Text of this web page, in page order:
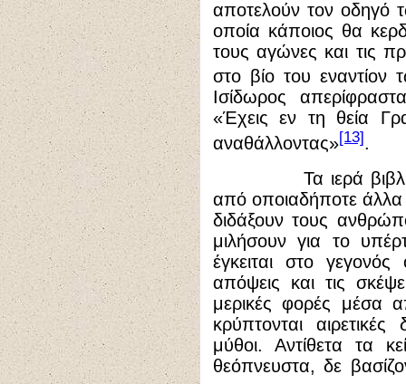
αποτελούν τον οδηγό
οποία κάποιος θα
τους αγώνες και τις
στο βίο του
Ισίδωρος
«Έχεις εν τη θεία
αναθάλλοντας»[13] .
Τα ιερά βιβλία
από οποιαδήποτε άλλα
διδάξουν τους
μιλήσουν για το
έγκειται στο γεγονός
απόψεις και τις
μερικές φορές μέσα
κρύπτονται αιρετικές
μύθοι. Αντίθετα τα
θεόπνευστα, δε